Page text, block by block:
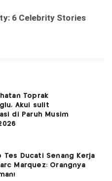
Toprak
Akui sulit
di Paruh Musim
Tes Ducati Senang Kerja
Marquez: Orangnya